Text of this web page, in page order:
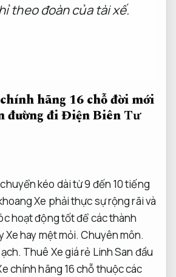
theo đoàn của tài xế.
hãng 16 chỗ đời mới
đường đi Điện BiênTư
kéo dài từ 9 đến 10 tiếng
Xe phải thực sự rộng rãi và
hoạt động tốt để các thành
Xe hay mệt mỏi.Chuyên môn.
Thuê Xe giá rẻ Linh San đầu
chính hãng 16 chỗ thuộc các